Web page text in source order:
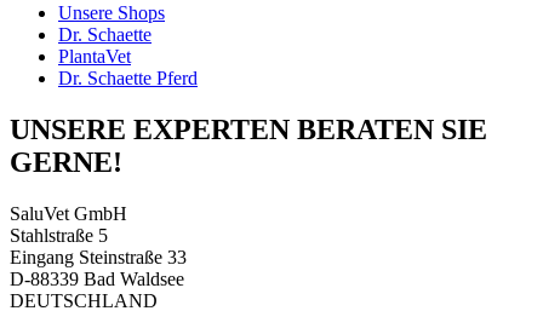
Unsere Shops
Dr. Schaette
PlantaVet
Dr. Schaette Pferd
UNSERE EXPERTEN BERATEN SIE
GERNE!
SaluVet GmbH
Stahlstraße 5
Eingang Steinstraße 33
D-88339 Bad Waldsee
DEUTSCHLAND